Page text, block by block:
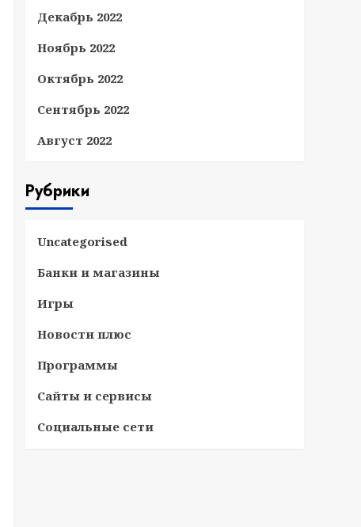
Декабрь 2022
Ноябрь 2022
Октябрь 2022
Сентябрь 2022
Август 2022
Рубрики
Uncategorised
Банки и магазины
Игры
Новости плюс
Программы
Сайты и сервисы
Социальные сети